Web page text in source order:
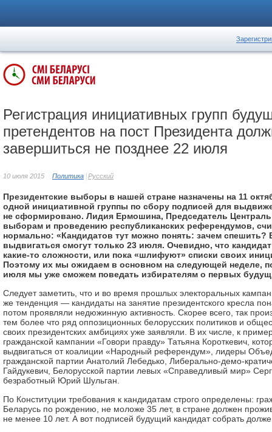
Регистрация инициативных групп
претендентов на пост Президента
завершиться не позднее 22 июля
10 июля 2015 Политика Русский
Президентские выборы в нашей стране назначены на 11
одной инициативной группы по сбору подписей для
не сформировано. Лидия Ермошина, Председатель
выборам и проведению республиканских референдумов,
нормально: «Кандидатов тут можно понять: зачем спешить?
выдвигаться смогут только 23 июля. Очевидно, что
какие-то сложности, или пока «шлифуют» списки своих
Поэтому их мы ожидаем в основном на следующей неделе,
июля мы уже сможем поведать избирателям о первых
Следует заметить, что и во время прошлых электоральных
же тенденция — кандидаты на занятие президентского кресла
потом проявляли недюжинную активность. Скорее всего, так
тем более что ряд оппозиционных белорусских политиков и
своих президентских амбициях уже заявляли. В их числе, к
гражданской кампании «Говори правду» Татьяна Короткевич,
выдвигаться от коалиции «Народный референдум», лидеры
гражданской партии Анатолий Лебедько, Либерально-демо-
Гайдукевич, Белорусской партии левых «Справедливый мир»
безработный Юрий Шульган.
По Конституции требования к кандидатам строго определены:
Беларусь по рождению, не моложе 35 лет, в стране должен
не менее 10 лет. А вот подписей будущий кандидат собрать